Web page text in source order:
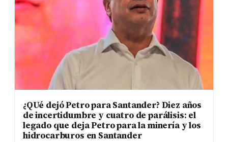
¿QUé dejó Petro para Santander? Diez años
de incertidumbre y cuatro de parálisis: el
legado que deja Petro para la minería y los
hidrocarburos en Santander